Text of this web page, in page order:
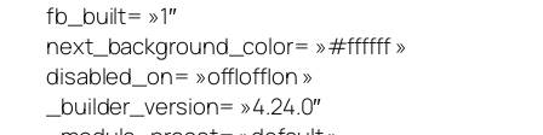
fb_built= »1″
next_background_color= »#ffffff »
disabled_on= »off|off|on »
_builder_version= »4.24.0″